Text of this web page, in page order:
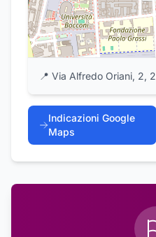
📍 Via Alfredo Oriani, 2,
Indicazioni Google
Maps